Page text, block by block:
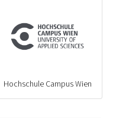
Hochschule Campus Wien